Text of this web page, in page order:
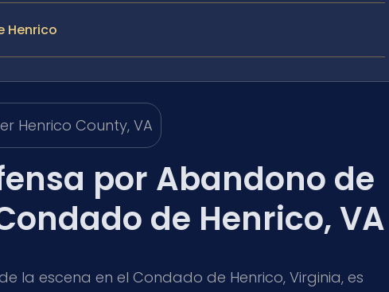
Henrico
por Abandono de
de Henrico, VA
la escena en el Condado de Henrico, Virginia, es